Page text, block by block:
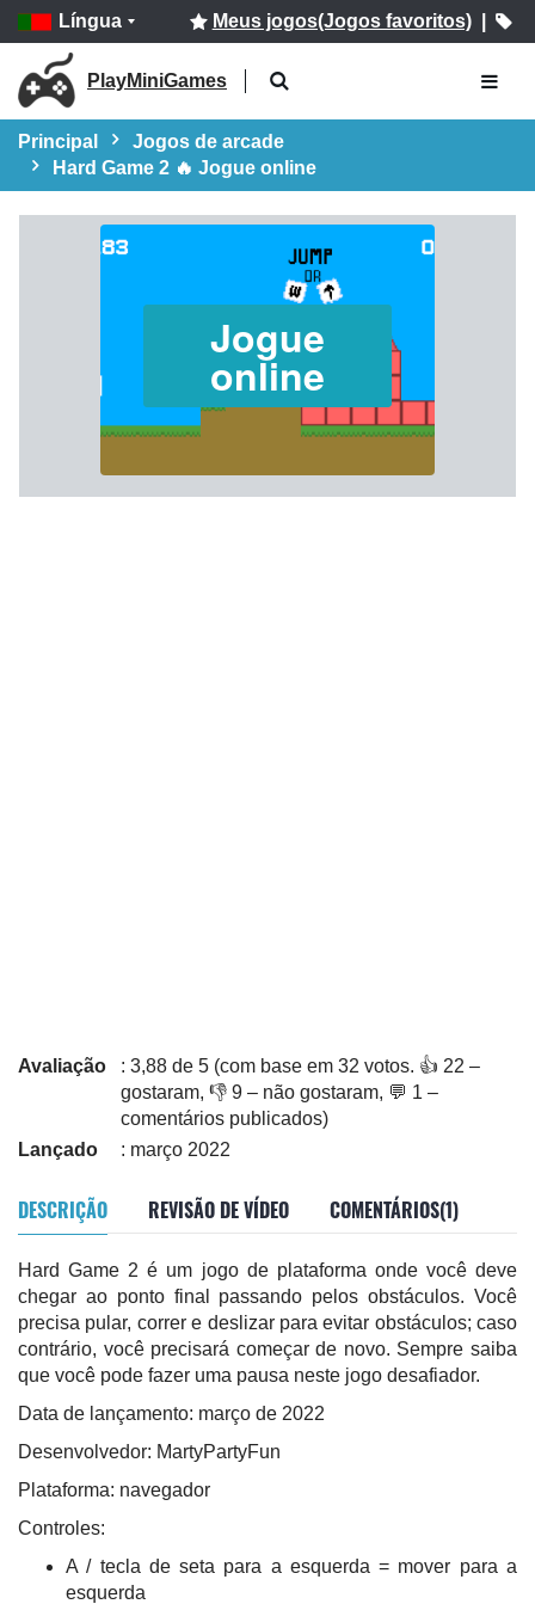
Língua Meus jogos(Jogos favoritos)|
PlayMiniGames
Principal
Jogos de arcade
Hard Game 2 🔥 Jogue online
Jogue
online
Avaliação
: 3,88 de 5 (com base em 32 votos. 👍 22 –
gostaram, 👎 9 – não gostaram, 💬 1 –
comentários publicados)
Lançado
: março 2022
DESCRIÇÃO REVISÃO DE VÍDEO COMENTÁRIOS(1)
Hard Game 2 é um jogo de plataforma onde você deve
chegar ao ponto final passando pelos obstáculos. Você
precisa pular, correr e deslizar para evitar obstáculos; caso
contrário, você precisará começar de novo. Sempre saiba
que você pode fazer uma pausa neste jogo desafiador.
Data de lançamento: março de 2022
Desenvolvedor: MartyPartyFun
Plataforma: navegador
Controles:
A / tecla de seta para a esquerda = mover para a
esquerda